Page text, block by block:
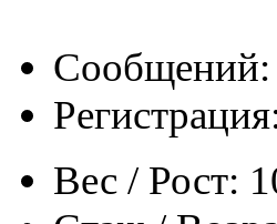
Сообщений:
Вес / Рост: